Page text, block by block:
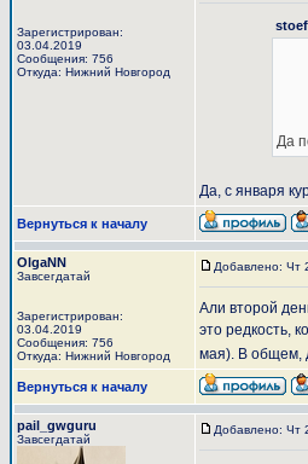
Зарегистрирован:
03.04.2019
Сообщения: 756
Откуда: Нижний Новгород
Да
Да, с января
Вернуться к началу
OlgaNN
Завсегдатай
Зарегистрирован:
03.04.2019
Сообщения: 756
Откуда: Нижний Новгород
Добавлено: Чт
Али второй
это редкость,
мая). В общем,
Вернуться к началу
pail_gwguru
Завсегдатай
Добавлено: Чт